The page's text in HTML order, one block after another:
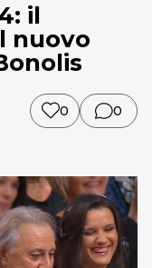
il
nuovo
0 0